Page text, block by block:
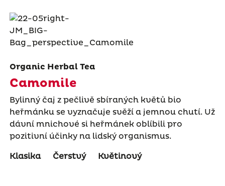
Organic Herbal Tea
Camomile
Bylinný čaj z pečlivě sbíraných květů bio
heřmánku se vyznačuje svěží a jemnou chutí. Už
dávní mnichové si heřmánek oblíbili pro
pozitivní účinky na lidský organismus.
Klasika
Čerstvý Květinový